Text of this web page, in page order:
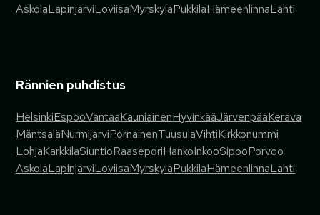
AskolaLapinjärviLoviisaMyrskyläPukkilaHämeenlinnaLahti
Rännien puhdistus
HelsinkiEspooVantaaKauniainenHyvinkääJärvenpääKerava
MäntsäläNurmijärviPornainenTuusulaVihtiKirkkonummi
LohjaKarkkilaSiuntioRaaseporiHankoInkooSipooPorvoo
AskolaLapinjärviLoviisaMyrskyläPukkilaHämeenlinnaLahti